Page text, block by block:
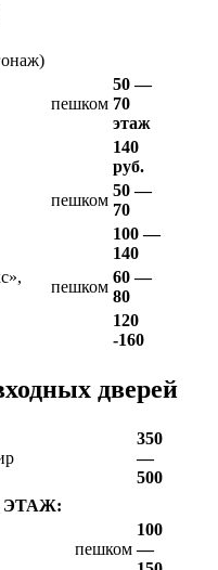
пешком
50 —
70
этаж
140
руб.
пешком
50 —
70
100 —
140
пешком
60 —
80
120
-160
дверей
350
—
500
ЭТАЖ:
пешком
100
—